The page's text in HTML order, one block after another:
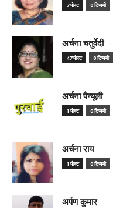
7 पोस्ट 0 टिप्पणी
अर्चना चतुर्वेदी
47 पोस्ट 0 टिप्पणी
अर्चना पैन्यूली
1 पोस्ट 0 टिप्पणी
अर्चना राय
1 पोस्ट 0 टिप्पणी
अर्पण कुमार